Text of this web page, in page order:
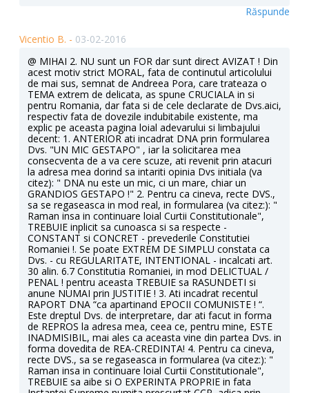
Răspunde
Vicentio B. - 03-02-2016
@ MIHAI 2. NU sunt un FOR dar sunt direct AVIZAT ! Din
acest motiv strict MORAL, fata de continutul articolului
de mai sus, semnat de Andreea Pora, care trateaza o
TEMA extrem de delicata, as spune CRUCIALA in si
pentru Romania, dar fata si de cele declarate de Dvs.aici,
respectiv fata de dovezile indubitabile existente, ma
explic pe aceasta pagina loial adevarului si limbajului
decent: 1. ANTERIOR ati incadrat DNA prin formularea
Dvs. "UN MIC GESTAPO" , iar la solicitarea mea
consecventa de a va cere scuze, ati revenit prin atacuri
la adresa mea dorind sa intariti opinia Dvs initiala (va
citez): " DNA nu este un mic, ci un mare, chiar un
GRANDIOS GESTAPO !" 2. Pentru ca cineva, recte DVS.,
sa se regaseasca in mod real, in formularea (va citez:): "
Raman insa in continuare loial Curtii Constitutionale",
TREBUIE inplicit sa cunoasca si sa respecte -
CONSTANT si CONCRET - prevederile Constitutiei
Romaniei !. Se poate EXTREM DE SIMPLU constata ca
Dvs. - cu REGULARITATE, INTENTIONAL - incalcati art.
30 alin. 6.7 Constitutia Romaniei, in mod DELICTUAL /
PENAL ! pentru aceasta TREBUIE sa RASUNDETI si
anune NUMAI prin JUSTITIE ! 3. Ati incadrat recentul
RAPORT DNA “ca apartinand EPOCII COMUNISTE ! “.
Este dreptul Dvs. de interpretare, dar ati facut in forma
de REPROS la adresa mea, ceea ce, pentru mine, ESTE
INADMISIBIL, mai ales ca aceasta vine din partea Dvs. in
forma dovedita de REA-CREDINTA! 4. Pentru ca cineva,
recte DVS., sa se regaseasca in formularea (va citez:): "
Raman insa in continuare loial Curtii Constitutionale",
TREBUIE sa aibe si O EXPERINTA PROPRIE in fata